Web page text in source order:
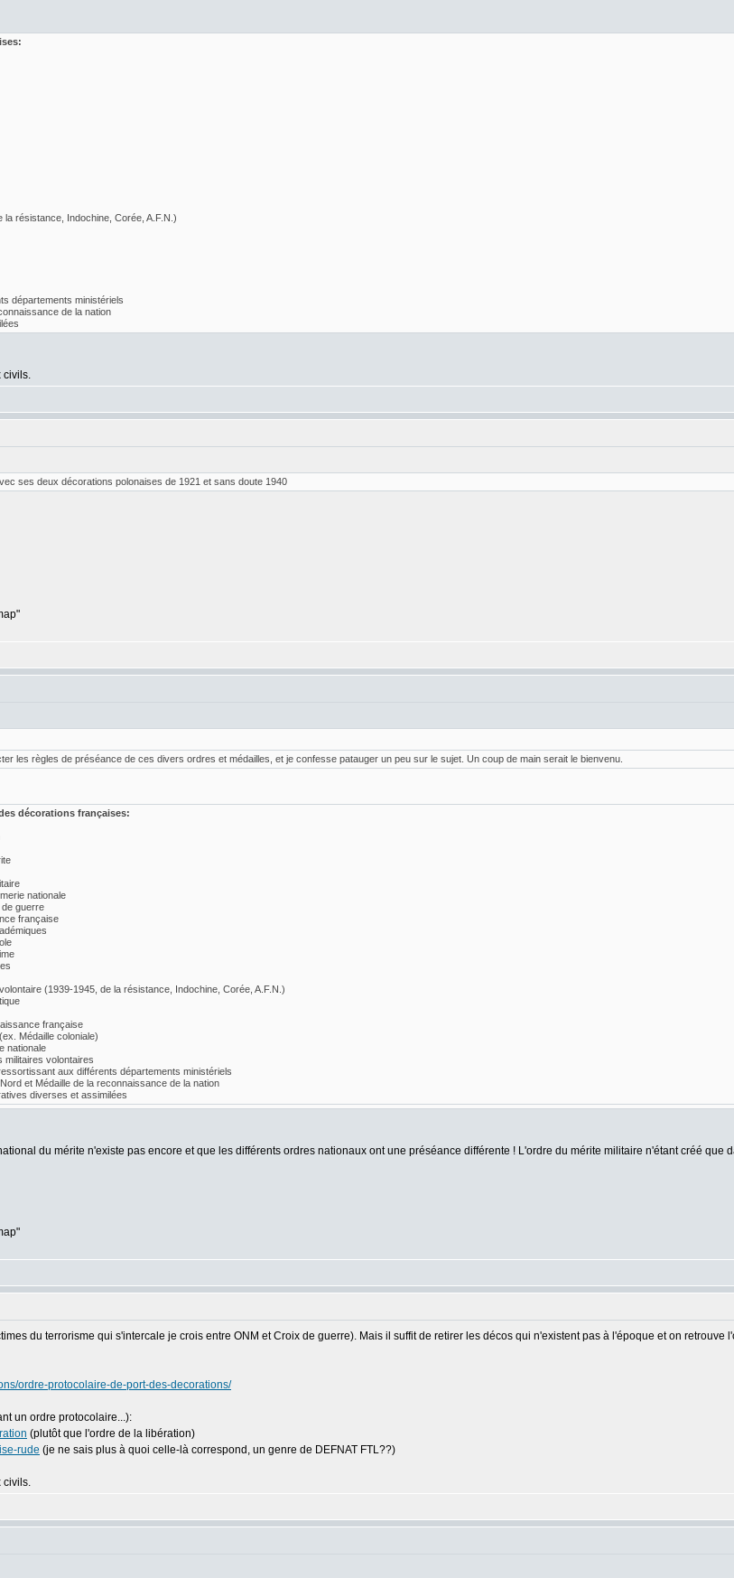
résistance, Indochine, Corée, A.F.N.)
départements ministériels
de la nation
civils.
ses deux décorations polonaises de 1921 et sans doute 1940
les règles de préséance de ces divers ordres et médailles, et je confesse patauger un peu sur le sujet. Un coup de main serait le bienvenu.
décorations françaises:
nationale
de guerre
française
(1939-1945, de la résistance, Indochine, Corée, A.F.N.)
française
Médaille coloniale)
nationale
militaires volontaires
aux différents départements ministériels
Nord et Médaille de la reconnaissance de la nation
diverses et assimilées
du mérite n'existe pas encore et que les différents ordres nationaux ont une préséance différente ! L'ordre du mérite militaire n'étant créé
du terrorisme qui s'intercale je crois entre ONM et Croix de guerre). Mais il suffit de retirer les décos qui n'existent pas à l'époque et on retrouve
ordre-protocolaire-de-port-des-decorations/
un ordre protocolaire...):
(plutôt que l'ordre de la libération)
rude (je ne sais plus à quoi celle-là correspond, un genre de DEFNAT FTL??)
civils.